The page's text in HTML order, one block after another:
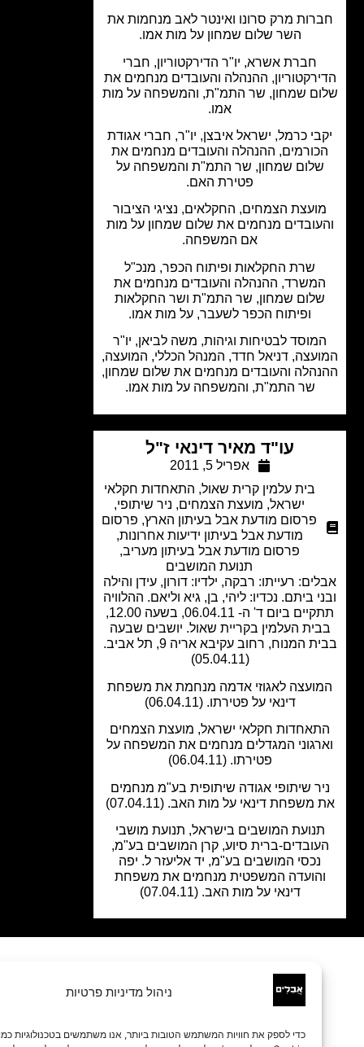
ניהול מדיניות פרטיות
כדי לספק את חוויות המשתמש הטובות ביותר, אנו משתמשים בטכנולוגיות כמו קובצי
מרק סרונו ואינטר לאב מנחמות את
השר שלום שמחון על מות אמו.
חברת אשרא, יו"ר הדירקטוריון, חברי
ההנהלה והעובדים מנחמים את
שמחון, שר התמ"ת, והמשפחה על מות
כרמל, ישראל איבצן, יו"ר, חברי אגודת
ההנהלה והעובדים מנחמים את
שמחון, שר התמ"ת והמשפחה על
פטירת האם.
הצמחים, החקלאים, נציגי הציבור
מנחמים את שלום שמחון על מות
אם המשפחה.
שרת החקלאות ופיתוח הכפר, מנכ"ל
ההנהלה והעובדים מנחמים את
שמחון, שר התמ"ת ושר החקלאות
ופיתוח הכפר לשעבר, על מות אמו.
לבטיחות וגיהות, משה לביאן, יו"ר
דניאל חדד, המנהל הכללי, המועצה,
והעובדים מנחמים את שלום שמחון,
שר התמ"ת, והמשפחה על מות אמו.
עו"ד מאיר דינאי ז"ל
אפריל 5, 2011
בית עלמין קרית שאול,התאחדות חקלאי
מועצת הצמחים,ניר שיתופי,
פרסום מודעת אבל בעיתון הארץ,פרסום
מודעת אבל בעיתון ידיעות אחרונות,
פרסום מודעת אבל בעיתון מעריב,
תנועת המושבים
רעייתו: רבקה, ילדיו: דורון, עידן והילה
ביתם. נכדיו: ליהי, בן, גיא וליאם. ההלוויה
תתקיים ביום ד' ה- 06.04.11, בשעה 12.00,
העלמין בקריית שאול. יושבים שבעה
בבית המנוח, רחוב עקיבא אריה 9, תל אביב.
לאגוזי אדמה מנחמת את משפחת
דינאי על פטירתו. (06.04.11)
חקלאי ישראל, מועצת הצמחים
המגדלים מנחמים את המשפחה על
פטירתו. (06.04.11)
שיתופי אגודה שיתופית בע"מ מנחמים
דינאי על מות האב. (07.04.11)
המושבים בישראל, תנועת מושבי
ברית סיוע, קרן המושבים בע"מ,
נכסי המושבים בע"מ, יד אליעזר ל. יפה
המשפטית מנחמים את משפחת
דינאי על מות האב. (07.04.11)